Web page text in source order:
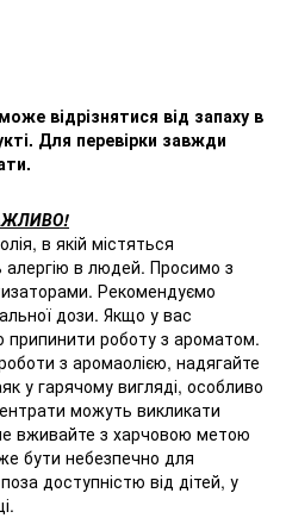
відрізнятися від запаху в
Для перевірки завжди
в якій містяться
в людей. Просимо з
Рекомендуємо
дози. Якщо у вас
припинити роботу з ароматом.
з аромаолією, надягайте
у гарячому вигляді, особливо
можуть викликати
вживайте з харчовою метою
бути небезпечно для
доступністю від дітей, у